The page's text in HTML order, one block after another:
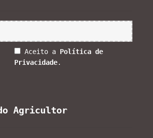
Aceito a Política de
Privacidade.
Agricultor